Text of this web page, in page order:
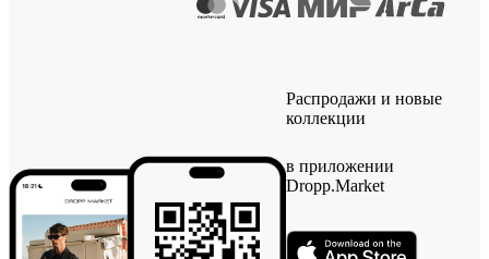
Распродажи и новые
коллекции
в приложении
Dropp.Market